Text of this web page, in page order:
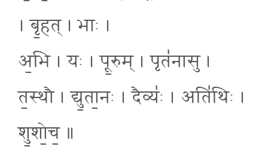
। बृ॒हत् । भाः ।
अ॒भि । यः । पू॒रुम् । पृत॑नासु ।
त॒स्थौ । द्यु॒ता॒नः । दैव्यः॑ । अति॑थिः ।
शु॒शो॒च॒ ॥